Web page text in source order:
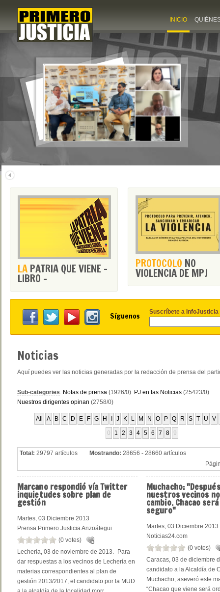
INICIO
LA PATRIA QUE VIENE -
LIBRO -
PROTOCOLO NO
VIOLENCIA DE MPJ
Síguenos Suscríbete a InfoJusticia
Noticias
Aquí puedes ver las noticias generadas por la redacción de prensa del
Sub-categories: Notas de prensa (1926/0) PJ en las Noticias (25423/0)
Nuestros dirigentes opinan (2758/0)
All A B C D E F G H J K L M N O P Q R S T U V
0 1 2 3 4 5 6 7 8 9
Total: 29797 artículos Mostrando: 28656 - 28660 artículos
Marcanorespondió vía Twitter
inquietudes sobre plan de
gestión
Martes, 03 Diciembre 2013
Prensa Primero Justicia Anzoátegui
(0 votes)
Lechería, 03 de noviembre de 2013.- Para
dar respuestas a los vecinos de Lechería en
materias correspondientes al plan de
gestión 2013/2017, el candidato por la MUD
Muchacho:
nuestros vecinos
cambio. Chacao
seguro"
Martes, 03 Diciembre 2013
Noticias24.com
(0 votes)
Caracas, 03 de diciembre
candidato a la Alcaldía de
Muchacho, aseveró este
“Chacao que viene será